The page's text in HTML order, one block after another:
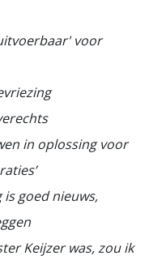
voor
in oplossing voor
goed nieuws,
Keijzer was, zou ik